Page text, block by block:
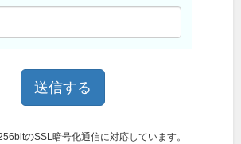
のSSL暗号化通信に対応しています。